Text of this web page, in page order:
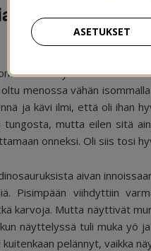
katsomassa
eilen käymällä
menossa vähän
ja kävi ilmi, että oli ihan
mutta eilen sitä
onneksi. Oli siis tosi
aivan
Pisimpään viihdyttiin
karvoja. Mutta näyttivät
näyttelyssä tuli muka yö
kuitenkaan pelännyt, vaikka
ASETUKSET